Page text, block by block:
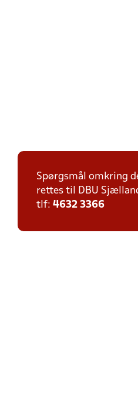
Spørgsmål omkring
rettes til DBU
tlf: 4632 3366